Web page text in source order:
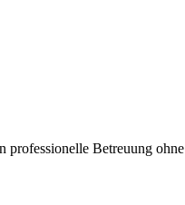
professionelle Betreuung ohne